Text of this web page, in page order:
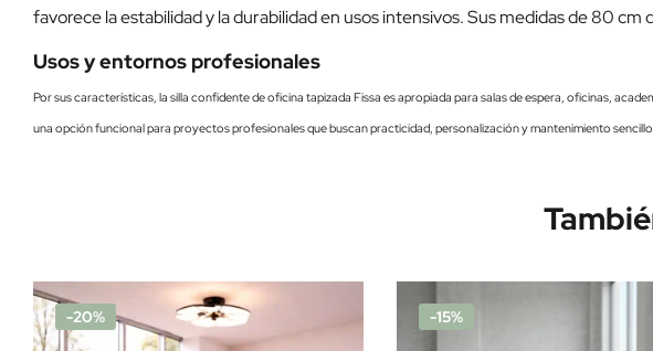
favorece la estabilidad y la durabilidad en usos intensivos. Sus medidas de 80
Usos y entornos profesionales
Por sus características, la silla confidente de oficina tapizada Fissa es apropiada para salas de espera, oficinas,
una opción funcional para proyectos profesionales que buscan practicidad, personalización y mantenimiento
-20% -15%